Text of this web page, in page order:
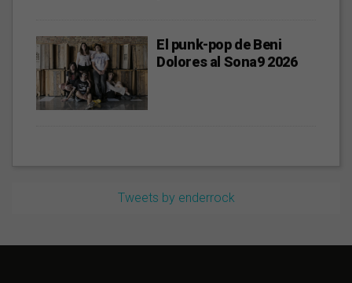
El punk-pop de Beni
Dolores al Sona9 2026
Tweets by enderrock